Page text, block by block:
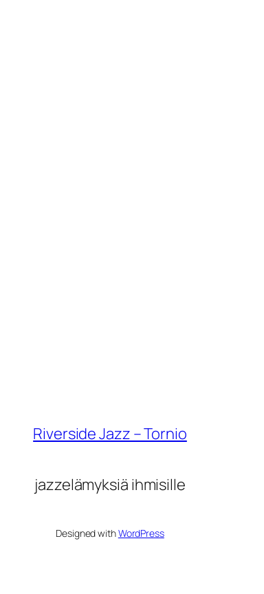
Riverside Jazz – Tornio
jazzelämyksiä ihmisille
Designed withWordPress